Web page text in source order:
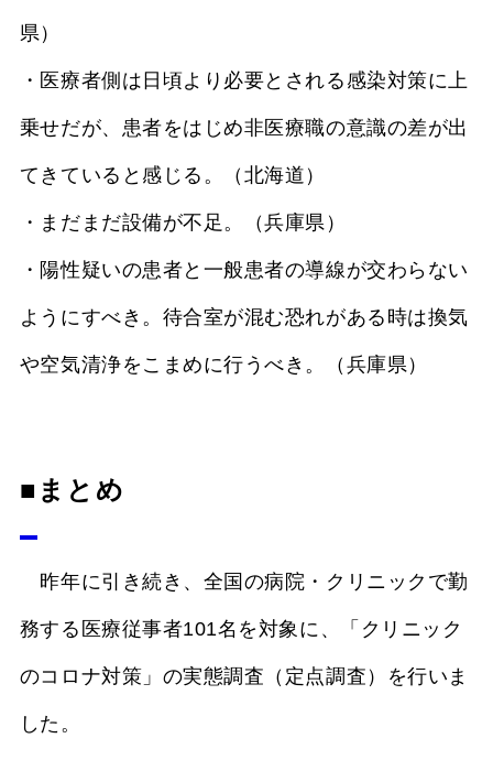
県）
・医療者側は日頃より必要とされる感染対策に上
乗せだが、患者をはじめ非医療職の意識の差が出
てきていると感じる。（北海道）
・まだまだ設備が不足。（兵庫県）
・陽性疑いの患者と一般患者の導線が交わらない
ようにすべき。待合室が混む恐れがある時は換気
や空気清浄をこまめに行うべき。（兵庫県）
■まとめ
昨年に引き続き、全国の病院・クリニックで勤
務する医療従事者101名を対象に、「クリニック
のコロナ対策」の実態調査（定点調査）を行いま
した。